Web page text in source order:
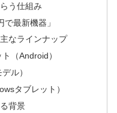
う仕組み
最新機器」
なラインナップ
（Android）
ル）
タブレット）
背景